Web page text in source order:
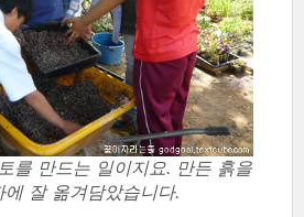
를 만드는 일이지요. 만든 흙을
에 잘 옮겨담았습니다.